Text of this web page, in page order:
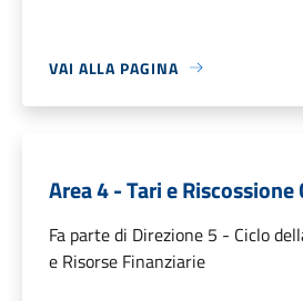
VAI ALLA PAGINA
Area 4 - Tari e
Fa parte di Direzione 5 - Ciclo
e Risorse Finanziarie